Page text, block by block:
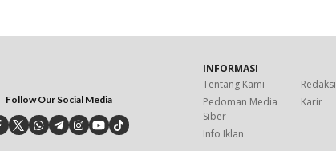
Follow Our Social Media
INFORMASI
Tentang Kami
Redaksi
Pedoman Media
Siber
Karir
Info Iklan